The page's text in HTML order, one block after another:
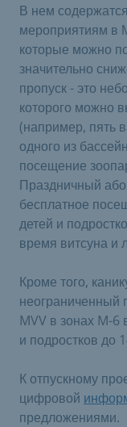
В нем
мероприятиям в
которые можно
значительно
пропуск - это
которого можно
(например, пять
одного из
посещение
Праздничный
бесплатное
детей и
время витсуна и
Кроме того,
неограниченный
MVV в зонах M-6
и подростков до
К отпускному
цифровой
предложениями.